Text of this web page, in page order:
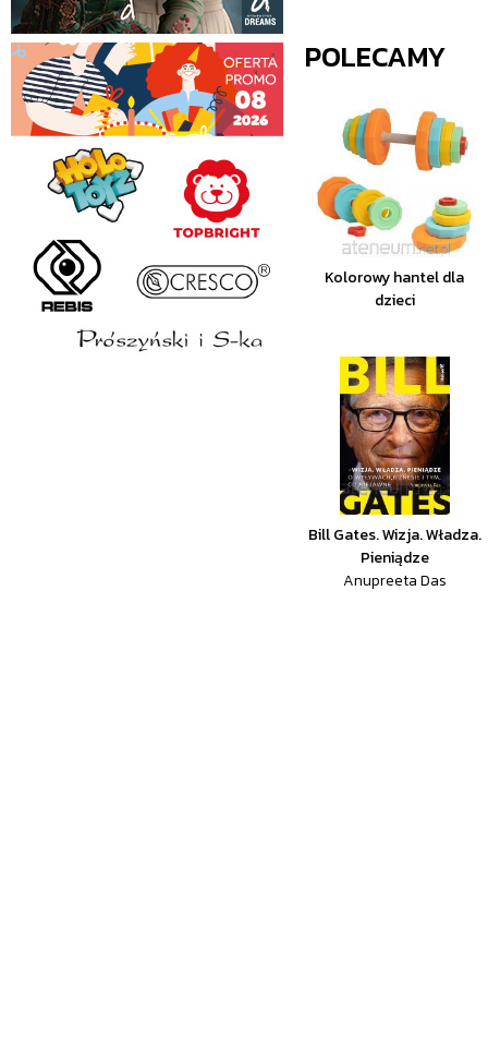
POLECAMY
Kolorowy hantel dla
dzieci
Bill Gates. Wizja. Władza.
Pieniądze
Anupreeta Das